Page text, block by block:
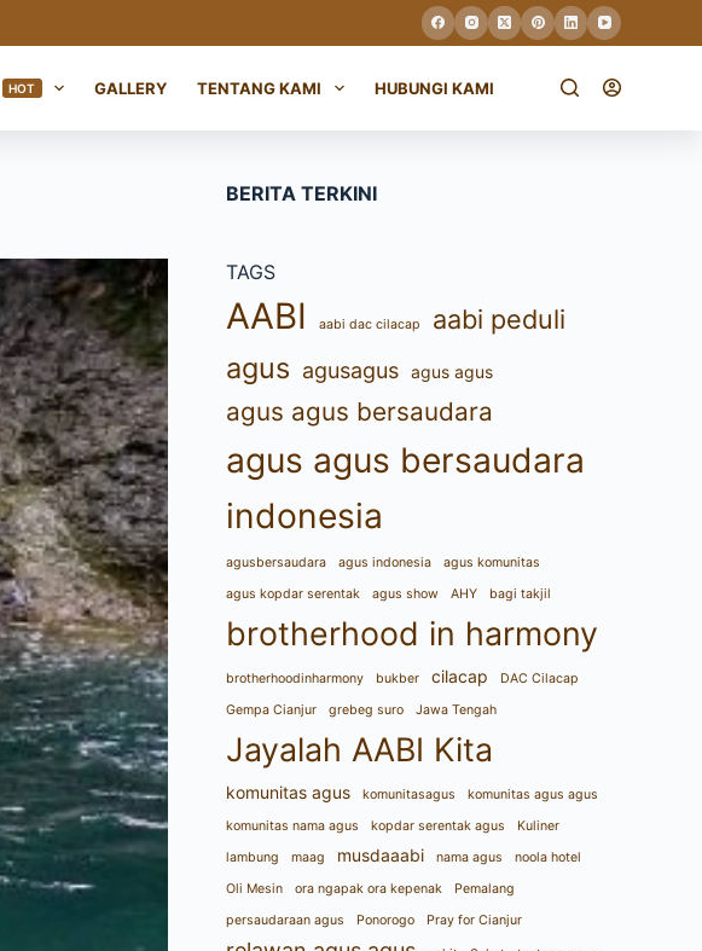
HOT GALLERY TENTANG KAMI HUBUNGI KAMI
BERITA TERKINI
TAGS
AABI aabi dac cilacap aabi peduli
agus agusagus agus agus
agus agus bersaudara
agus agus bersaudara
indonesia
agusbersaudara agus indonesia
agus komunitas
agus kopdar serentak
agus show AHY bagi takjil
brotherhood in harmony
brotherhoodinharmony bukber cilacap
DAC Cilacap
Gempa Cianjur
grebeg suro Jawa Tengah
Jayalah AABI Kita
komunitas agus komunitasagus
komunitas agus agus
komunitas nama agus
kopdar serentak agus
Kuliner
lambung
maag musdaaabi nama agus
noola hotel
Oli Mesin
ora ngapak ora kepenak
Pemalang
persaudaraan agus
Ponorogo Pray for Cianjur